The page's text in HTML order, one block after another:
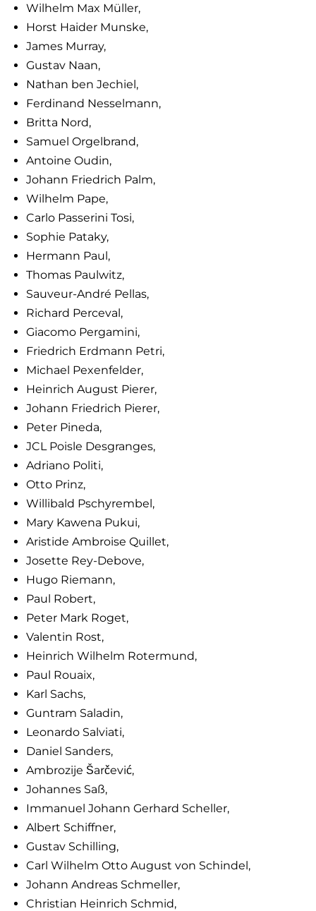
Wilhelm Max Müller,
Horst Haider Munske,
James Murray,
Gustav Naan,
Nathan ben Jechiel,
Ferdinand Nesselmann,
Britta Nord,
Samuel Orgelbrand,
Antoine Oudin,
Johann Friedrich Palm,
Wilhelm Pape,
Carlo Passerini Tosi,
Sophie Pataky,
Hermann Paul,
Thomas Paulwitz,
Sauveur-André Pellas,
Richard Perceval,
Giacomo Pergamini,
Friedrich Erdmann Petri,
Michael Pexenfelder,
Heinrich August Pierer,
Johann Friedrich Pierer,
Peter Pineda,
JCL Poisle Desgranges,
Adriano Politi,
Otto Prinz,
Willibald Pschyrembel,
Mary Kawena Pukui,
Aristide Ambroise Quillet,
Josette Rey-Debove,
Hugo Riemann,
Paul Robert,
Peter Mark Roget,
Valentin Rost,
Heinrich Wilhelm Rotermund,
Paul Rouaix,
Karl Sachs,
Guntram Saladin,
Leonardo Salviati,
Daniel Sanders,
Ambrozije Šarčević,
Johannes Saß,
Immanuel Johann Gerhard Scheller,
Albert Schiffner,
Gustav Schilling,
Carl Wilhelm Otto August von Schindel,
Johann Andreas Schmeller,
Christian Heinrich Schmid,